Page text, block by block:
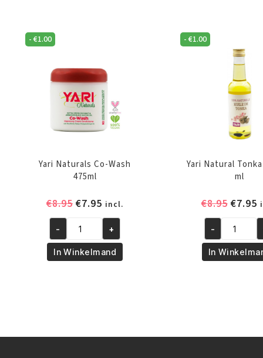
aantal
aantal
- €1.00
Yari Naturals Co-Wash
475ml
€8.95 Oorspronkelijke
was:
€8.95.
€7.95 Huidige
prijs
is:
€7.95.
incl.
Yari
Naturals
Co-
- +
In Winkelmand
- €1.00
Yari Natural
ml
€8.95
was:
€8.95.
€7.95
Yari
Natural
Tonka
-
In